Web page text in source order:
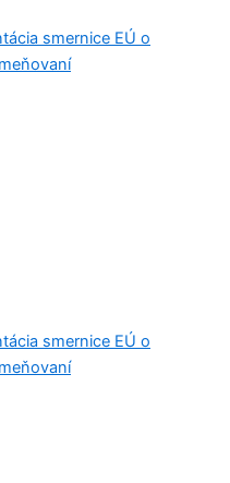
smernice EÚ o
smernice EÚ o